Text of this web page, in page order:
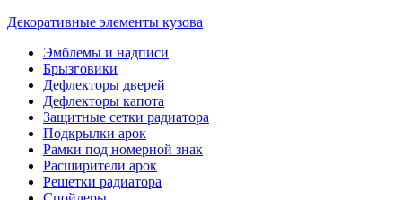
Декоративные элементы кузова
Эмблемы и надписи
Брызговики
Дефлекторы дверей
Дефлекторы капота
Защитные сетки радиатора
Подкрылки арок
Рамки под номерной знак
Расширители арок
Решетки радиатора